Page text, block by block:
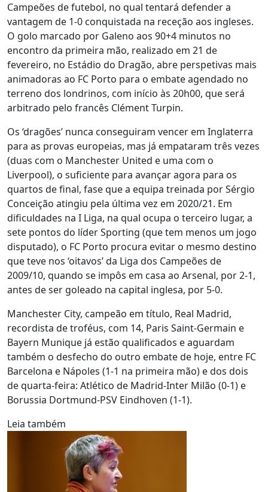
Campeões de futebol, no qual tentará defender a
vantagem de 1-0 conquistada na receção aos ingleses.
O golo marcado por Galeno aos 90+4 minutos no
encontro da primeira mão, realizado em 21 de
fevereiro, no Estádio do Dragão, abre perspetivas mais
animadoras ao FC Porto para o embate agendado no
terreno dos londrinos, com início às 20h00, que será
arbitrado pelo francês Clément Turpin.
Os ‘dragões’ nunca conseguiram vencer em Inglaterra
para as provas europeias, mas já empataram três vezes
(duas com o Manchester United e uma com o
Liverpool), o suficiente para avançar agora para os
quartos de final, fase que a equipa treinada por Sérgio
Conceição atingiu pela última vez em 2020/21. Em
dificuldades na I Liga, na qual ocupa o terceiro lugar, a
sete pontos do líder Sporting (que tem menos um jogo
disputado), o FC Porto procura evitar o mesmo destino
que teve nos ‘oitavos’ da Liga dos Campeões de
2009/10, quando se impôs em casa ao Arsenal, por 2-1,
antes de ser goleado na capital inglesa, por 5-0.
Manchester City, campeão em título, Real Madrid,
recordista de troféus, com 14, Paris Saint-Germain e
Bayern Munique já estão qualificados e aguardam
também o desfecho do outro embate de hoje, entre FC
Barcelona e Nápoles (1-1 na primeira mão) e dos dois
de quarta-feira: Atlético de Madrid-Inter Milão (0-1) e
Borussia Dortmund-PSV Eindhoven (1-1).
Leia também